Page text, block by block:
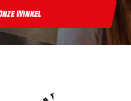
Winkel